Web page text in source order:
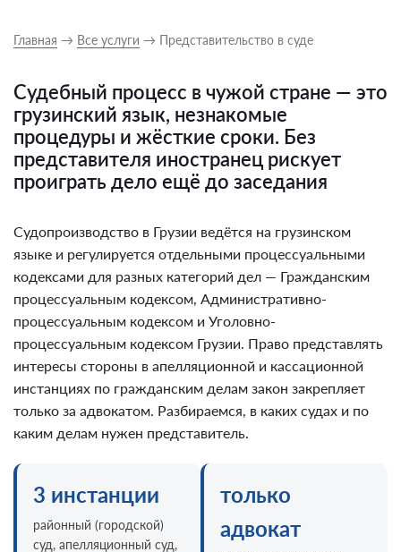
Главная → Все услуги → Представительство в суде
Судебный процесс в чужой стране — это
грузинский язык, незнакомые
процедуры и жёсткие сроки. Без
представителя иностранец рискует
проиграть дело ещё до заседания
Судопроизводство в Грузии ведётся на грузинском
языке и регулируется отдельными процессуальными
кодексами для разных категорий дел — Гражданским
процессуальным кодексом, Административно-
процессуальным кодексом и Уголовно-
процессуальным кодексом Грузии. Право представлять
интересы стороны в апелляционной и кассационной
инстанциях по гражданским делам закон закрепляет
только за адвокатом. Разбираемся, в каких судах и по
каким делам нужен представитель.
3 инстанции
районный (городской)
суд, апелляционный суд,
только
адвокат